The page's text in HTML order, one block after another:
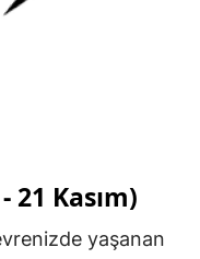
Kasım)
yaşanan